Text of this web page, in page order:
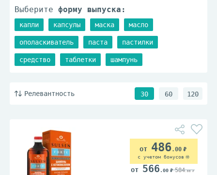
Выберите форму выпуска:
капли капсулы маска масло
ополаскиватель паста пастилки
средство таблетки шампунь
Релевантность 30 60 120
486.00
с учетом бонусов
566 .00 584.00